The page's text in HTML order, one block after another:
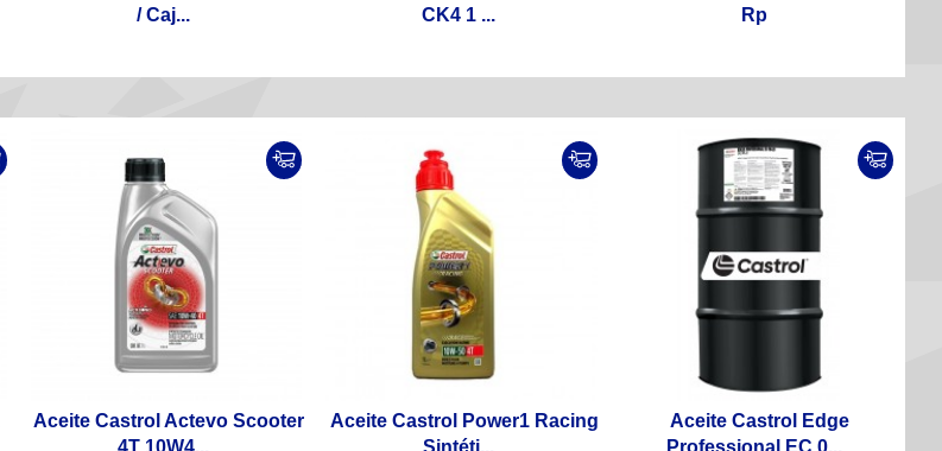
/ Caj...
CK4 1 ...
Rp
Aceite Castrol Actevo Scooter
4T 10W4...
Aceite Castrol Power1 Racing
Sintéti...
Aceite Castrol Edge
Professional EC 0...